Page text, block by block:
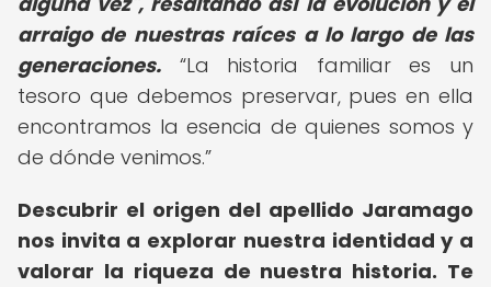
arraigo de nuestras raíces a lo largo de las
generaciones.
La historia familiar es un
tesoro que debemos preservar, pues en ella
encontramos la esencia de quienes somos y
de dónde venimos.
Descubrir el origen del apellido Jaramago
nos invita a explorar nuestra identidad y a
valorar la riqueza de nuestra historia. Te